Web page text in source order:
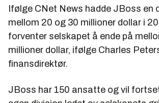
Ifølge CNet News hadde JBoss en
mellom 20 og 30 millioner dollar i
forventer selskapet å ende på
millioner dollar, ifølge Charles
finansdirektør.
JBoss har 150 ansatte og vil